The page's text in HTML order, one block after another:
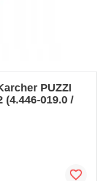
PUZZI
(4.446-019.0 /